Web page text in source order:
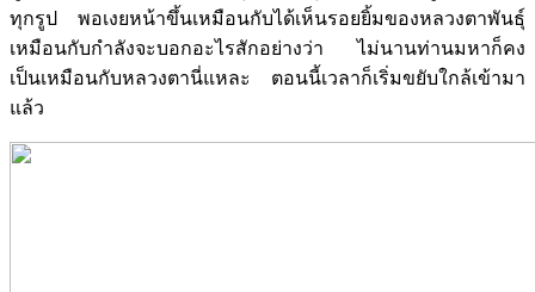
ทุกรูป พอเงยหน้าขึ้นเหมือนกับได้เห็นรอยยิ้มของหลวงตาพันธุ์
เหมือนกับกำลังจะบอกอะไรสักอย่างว่า ไม่นานท่านมหาก็คง
เป็นเหมือนกับหลวงตานี่แหละ ตอนนี้เวลาก็เริ่มขยับใกล้เข้ามา
แล้ว